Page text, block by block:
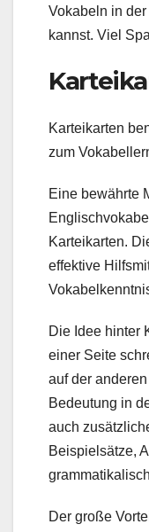
Vokabeln in
kannst. Viel
Karteikarten
zum
Eine bewährte
Karteikarten.
effektive
Die Idee hinter
einer Seite
auf der
Bedeutung in
auch
Beispielsätze,
Der große